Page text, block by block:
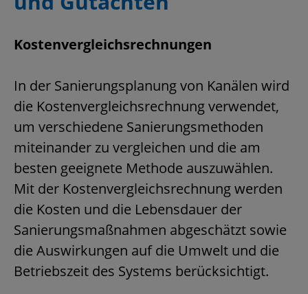
Kostenvergleichsrechnungen
In der Sanierungsplanung von Kanälen wird
die Kostenvergleichsrechnung verwendet,
um verschiedene Sanierungsmethoden
miteinander zu vergleichen und die am
besten geeignete Methode auszuwählen.
Mit der Kostenvergleichsrechnung werden
die Kosten und die Lebensdauer der
Sanierungsmaßnahmen abgeschätzt sowie
die Auswirkungen auf die Umwelt und die
Betriebszeit des Systems berücksichtigt.